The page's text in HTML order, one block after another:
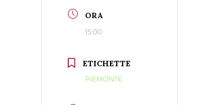
ORA
15:00
ETICHETTE
PIEMONTE